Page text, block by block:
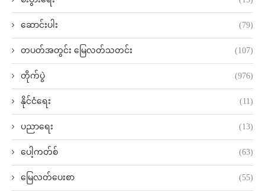
ဆောင်းပါး (79)
တပတ်အတွင်း မြေလတ်သတင်း (107)
တိုက်ပွဲ (976)
နိုင်ငံရေး (11)
ပညာရေး (13)
ပေါ့ကတ်စ် (63)
မြေလတ်ပေးစာ (55)